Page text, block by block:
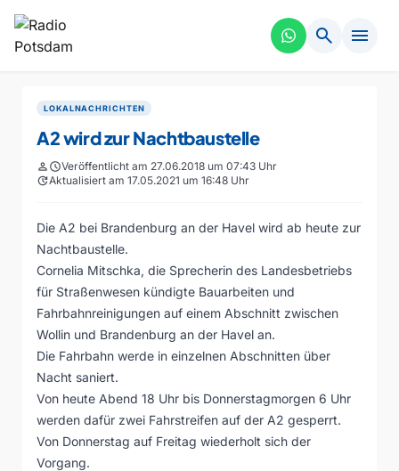
search menu
LOKALNACHRICHTEN
A2 wird zur Nachtbaustelle
personscheduleVeröffentlicht am 27.06.2018 um 07:43 Uhr
updateAktualisiert am 17.05.2021 um 16:48 Uhr
Die A2 bei Brandenburg an der Havel wird ab heute zur
Nachtbaustelle.
Cornelia Mitschka, die Sprecherin des Landesbetriebs
für Straßenwesen kündigte Bauarbeiten und
Fahrbahnreinigungen auf einem Abschnitt zwischen
Wollin und Brandenburg an der Havel an.
Die Fahrbahn werde in einzelnen Abschnitten über
Nacht saniert.
Von heute Abend 18 Uhr bis Donnerstagmorgen 6 Uhr
werden dafür zwei Fahrstreifen auf der A2 gesperrt.
Von Donnerstag auf Freitag wiederholt sich der
Vorgang.